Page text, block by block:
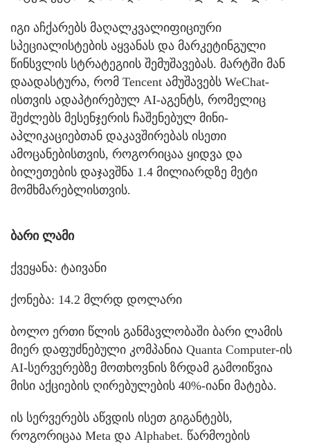
იგი აჩქარებს მაღალკვალიფიციური
სპეციალისტების აყვანას და მარკეტინგული
წინსვლის სტრატეგიის შემუშავებას. მარტში მან
დაადასტურა, რომ Tencent ამუშავებს WeChat-
ისთვის ადაპტირებულ AI-აგენტს, რომელიც
შეძლებს მესენჯერის ჩაშენებულ მინი-
აპლიკაციებთან დაკავშირებას ისეთი
ამოცანებისთვის, როგორიცაა ყიდვა და
ბილეთების დაჯავშნა 1.4 მილიარდზე მეტი
მომხმარებლისთვის.
ბარი ლამი
ქვეყანა: ტაივანი
ქონება: 14.2 მლრდ დოლარი
ბოლო ერთი წლის განმავლობაში ბარი ლამის
მიერ დაფუძნებული კომპანია Quanta Computer-ის
AI-სერვერებზე მოთხოვნის ზრდამ გამოიწვია
მისი აქციების ღირებულების 40%-იანი მატება.
ის სერვერებს აწვდის ისეთ გიგანტებს,
როგორიცაა Meta და Alphabet. წარმოების